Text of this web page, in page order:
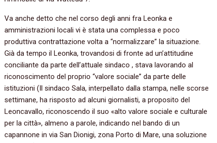
Va anche detto che nel corso degli anni fra Leonka e
amministrazioni locali vi è stata una complessa e poco
produttiva contrattazione volta a “normalizzare” la situazione.
Già da tempo il Leonka, trovandosi di fronte ad un’attitudine
conciliante da parte dell’attuale sindaco , stava lavorando al
riconoscimento del proprio “valore sociale” da parte delle
istituzioni (Il sindaco Sala, interpellato dalla stampa, nelle scorse
settimane, ha risposto ad alcuni giornalisti, a proposito del
Leoncavallo, riconoscendo il suo «alto valore sociale e culturale
per la città», almeno a parole, indicando nel bando di un
capannone in via San Dionigi, zona Porto di Mare, una soluzione